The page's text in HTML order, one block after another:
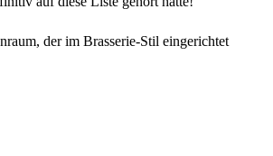
der im Brasserie-Stil eingerichtet